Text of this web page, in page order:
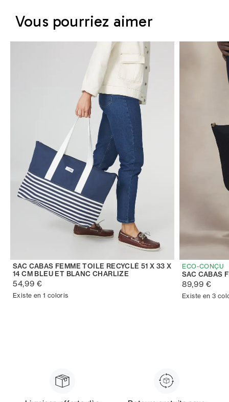
Vous pourriez aimer
SAC CABAS FEMME TOILE RECYCLÉ 51 X 33 X
14 CM BLEU ET BLANC CHARLIZE
54,99 €
Existe en 1 coloris
ECO-CONÇU
SAC CABAS
89,99 €
Existe en 3